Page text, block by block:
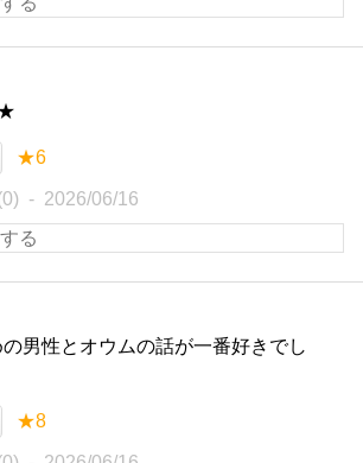
★6
2026/06/16
男性とオウムの話が一番好きでし
★8